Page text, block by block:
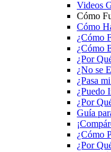
Videos
Cómo
Cómo
¿Cómo
¿Cómo
¿Por
¿No se
¿Pasa
¿Puedo
¿Por
Guía
¿Cómo
¿Por